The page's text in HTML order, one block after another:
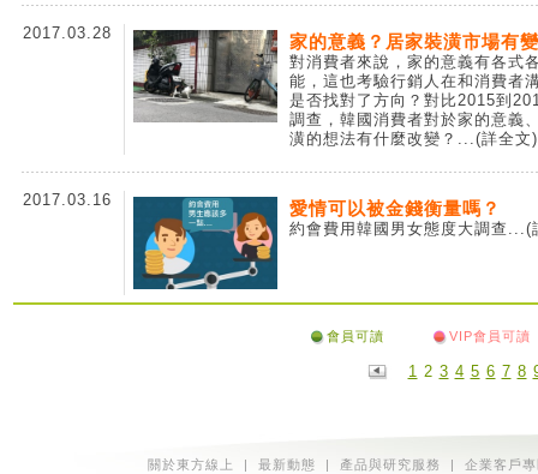
2017.03.28 家的意義？居家裝潢市場有
對消費者來說，家的意義有各式
能，這也考驗行銷人在和消費者
是否找對了方向？對比2015到
調查，韓國消費者對於家的意義
潢的想法有什麼改變？ ...(詳全文)
2017.03.16 愛情可以被金錢衡量嗎？
約會費用韓國男女態度大調查 ...(
會員可讀 VIP會員可讀
1 2 3 4 5 6 7 8
關於東方線上 | 最新動態 | 產品與研究服務 | 企業客戶